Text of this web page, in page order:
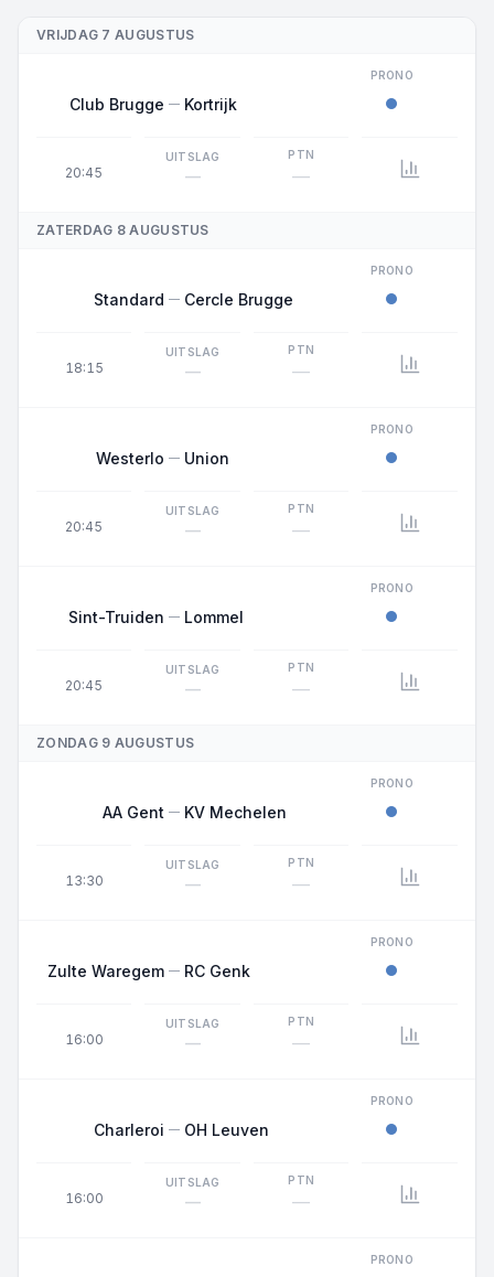
VRIJDAG 7 AUGUSTUS
20:45
Club Brugge Kortrijk
PRONO
UITSLAG
—
PTN
—
ZATERDAG 8 AUGUSTUS
18:15
Standard Cercle Brugge
PRONO
UITSLAG
—
PTN
—
20:45
Westerlo Union
PRONO
UITSLAG
—
PTN
—
20:45
Sint-Truiden Lommel
PRONO
UITSLAG
—
PTN
—
ZONDAG 9 AUGUSTUS
13:30
AA Gent KV Mechelen
PRONO
UITSLAG
—
PTN
—
16:00
Zulte Waregem RC Genk
PRONO
UITSLAG
—
PTN
—
16:00
Charleroi OH Leuven
PRONO
UITSLAG
—
PTN
—
PRONO